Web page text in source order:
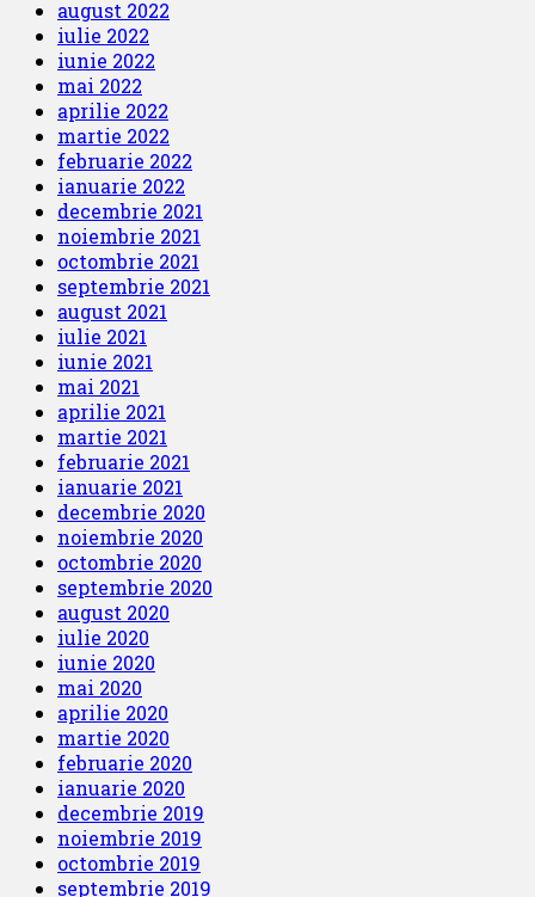
august 2022
iulie 2022
iunie 2022
mai 2022
aprilie 2022
martie 2022
februarie 2022
ianuarie 2022
decembrie 2021
noiembrie 2021
octombrie 2021
septembrie 2021
august 2021
iulie 2021
iunie 2021
mai 2021
aprilie 2021
martie 2021
februarie 2021
ianuarie 2021
decembrie 2020
noiembrie 2020
octombrie 2020
septembrie 2020
august 2020
iulie 2020
iunie 2020
mai 2020
aprilie 2020
martie 2020
februarie 2020
ianuarie 2020
decembrie 2019
noiembrie 2019
octombrie 2019
septembrie 2019